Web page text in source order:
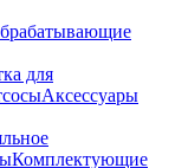
для
Аксессуары
Комплектующие